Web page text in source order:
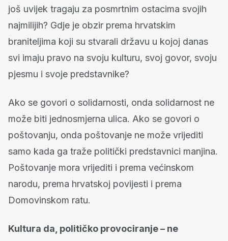
još uvijek tragaju za posmrtnim ostacima svojih
najmilijih? Gdje je obzir prema hrvatskim
braniteljima koji su stvarali državu u kojoj danas
svi imaju pravo na svoju kulturu, svoj govor, svoju
pjesmu i svoje predstavnike?
Ako se govori o solidarnosti, onda solidarnost ne
može biti jednosmjerna ulica. Ako se govori o
poštovanju, onda poštovanje ne može vrijediti
samo kada ga traže politički predstavnici manjina.
Poštovanje mora vrijediti i prema većinskom
narodu, prema hrvatskoj povijesti i prema
Domovinskom ratu.
Kultura da, političko provociranje – ne